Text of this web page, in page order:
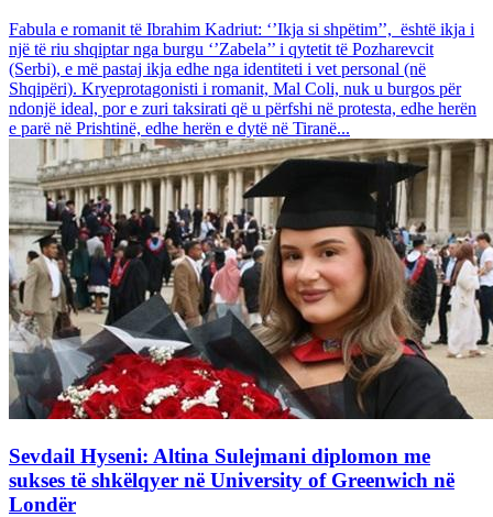
Fabula e romanit të Ibrahim Kadriut: ‘’Ikja si shpëtim’’, është ikja i
një të riu shqiptar nga burgu ‘’Zabela’’ i qytetit të Pozharevcit
(Serbi), e më pastaj ikja edhe nga identiteti i vet personal (në
Shqipëri). Kryeprotagonisti i romanit, Mal Coli, nuk u burgos për
ndonjë ideal, por e zuri taksirati që u përfshi në protesta, edhe herën
e parë në Prishtinë, edhe herën e dytë në Tiranë...
Sevdail Hyseni: Altina Sulejmani diplomon me
sukses të shkëlqyer në University of Greenwich në
Londër